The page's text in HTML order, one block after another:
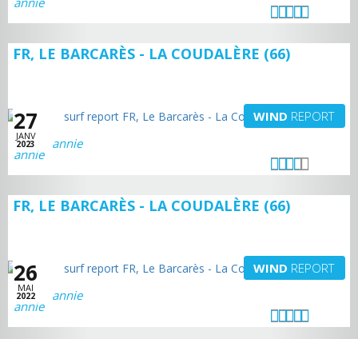
FR, LE BARCARÈS - LA COUDALÈRE (66)
27
JANV
2023
WIND REPORT
annie
FR, LE BARCARÈS - LA COUDALÈRE (66)
26
MAI
2022
WIND REPORT
annie